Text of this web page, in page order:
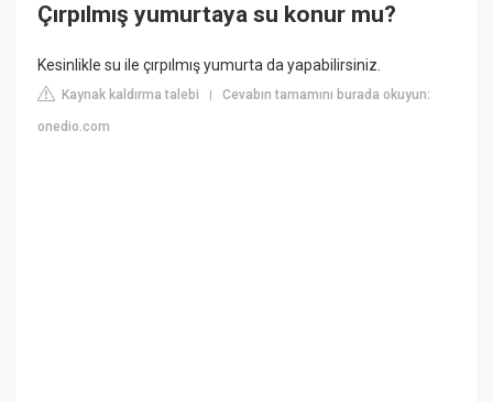
Çırpılmış yumurtaya su konur mu?
Kesinlikle su ile çırpılmış yumurta da yapabilirsiniz.
Kaynak kaldırma talebi |Cevabın tamamını burada okuyun:
onedio.com